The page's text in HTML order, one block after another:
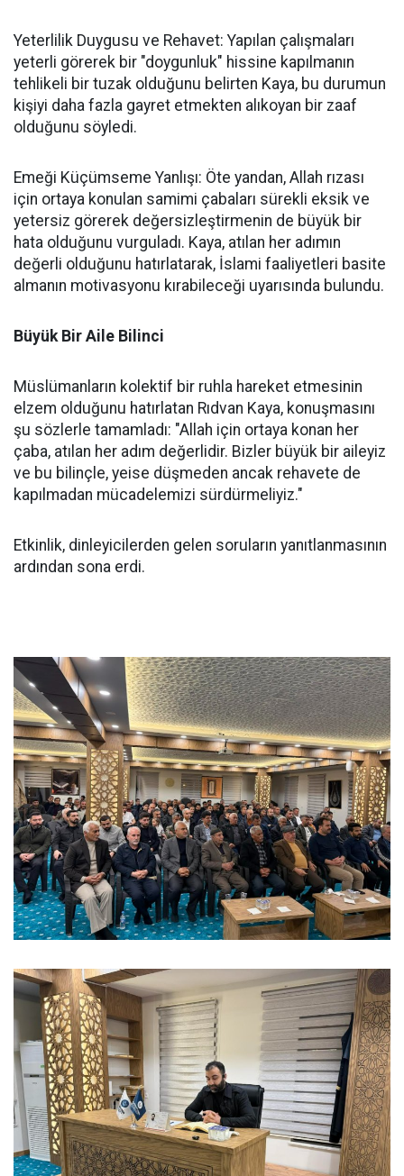
Yeterlilik Duygusu ve Rehavet: Yapılan çalışmaları
yeterli görerek bir "doygunluk" hissine kapılmanın
tehlikeli bir tuzak olduğunu belirten Kaya, bu durumun
kişiyi daha fazla gayret etmekten alıkoyan bir zaaf
olduğunu söyledi.
Emeği Küçümseme Yanlışı: Öte yandan, Allah rızası
için ortaya konulan samimi çabaları sürekli eksik ve
yetersiz görerek değersizleştirmenin de büyük bir
hata olduğunu vurguladı. Kaya, atılan her adımın
değerli olduğunu hatırlatarak, İslami faaliyetleri basite
almanın motivasyonu kırabileceği uyarısında bulundu.
Büyük Bir Aile Bilinci
Müslümanların kolektif bir ruhla hareket etmesinin
elzem olduğunu hatırlatan Rıdvan Kaya, konuşmasını
şu sözlerle tamamladı: "Allah için ortaya konan her
çaba, atılan her adım değerlidir. Bizler büyük bir aileyiz
ve bu bilinçle, yeise düşmeden ancak rehavete de
kapılmadan mücadelemizi sürdürmeliyiz."
Etkinlik, dinleyicilerden gelen soruların yanıtlanmasının
ardından sona erdi.